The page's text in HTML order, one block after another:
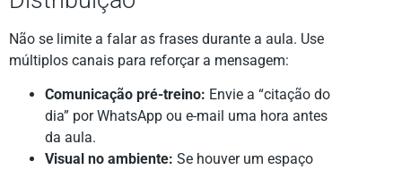
Não se limite a falar as frases durante a aula. Use
múltiplos canais para reforçar a mensagem:
Comunicação pré-treino: Envie a “citação do
dia” por WhatsApp ou e-mail uma hora antes
da aula.
Visual no ambiente: Se houver um espaço